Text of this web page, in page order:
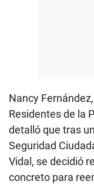
Nancy
Residentes de la
detalló que tras
Seguridad
Vidal, se decidió
concreto para